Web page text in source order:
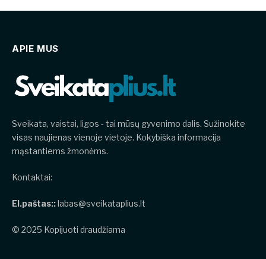
APIE MUS
Sveikata, vaistai, ligos - tai mūsų gyvenimo dalis. Sužinokite
visas naujienas vienoje vietoje. Kokybiška informacija
mąstantiems žmonėms.
Kontaktai:
El.paštas::labas@sveikataplius.lt
© 2025 Kopijuoti draudžiama